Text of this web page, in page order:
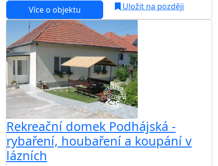
Více o objektu
Uložit na později
Rekreační domek Podhájská -
rybaření, houbaření a koupání v
lázních